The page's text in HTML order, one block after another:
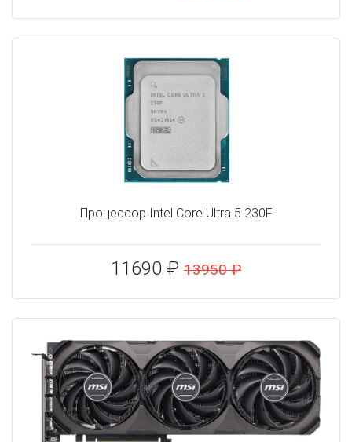
Процессор Intel Core Ultra 5 230F
11690 ₽ 13950 ₽